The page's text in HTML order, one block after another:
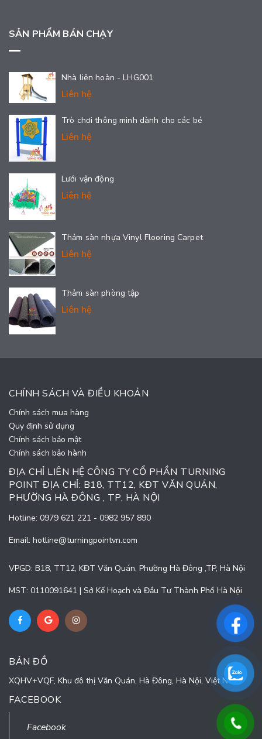
SẢN PHẨM BÁN CHẠY
Nhà liên hoàn - LHG001
Liên hệ
Trò chơi thông minh dành cho các bé
Liên hệ
Lưới vận động
Liên hệ
Thảm sàn nhựa Vinyl Flooring Carpet
Liên hệ
Thảm sàn phòng tập
Liên hệ
CHÍNH SÁCH VÀ ĐIỀU KHOẢN
Chính sách mua hàng
Quy định sử dụng
Chính sách bảo mật
Chính sách bảo hành
ĐỊA CHỈ LIÊN HỆ CÔNG TY CỔ PHẦN TURNING
POINT ĐỊA CHỈ: B18, TT12, KĐT VĂN QUÁN,
PHƯỜNG HÀ ĐÔNG , TP, HÀ NỘI
Hotline: 0979 621 221 - 0982 957 890
Email: hotline@turningpointvn.com
VPGD: B18, TT12, KĐT Văn Quán, Phường Hà Đông ,TP, Hà Nội
MST: 0110091641 | Sở Kế Hoạch và Đầu Tư Thành Phố Hà Nội
BẢN ĐỒ
XQHV+VQF, Khu đô thị Văn Quán, Hà Đông, Hà Nội, Việt Nam
FACEBOOK
Facebook